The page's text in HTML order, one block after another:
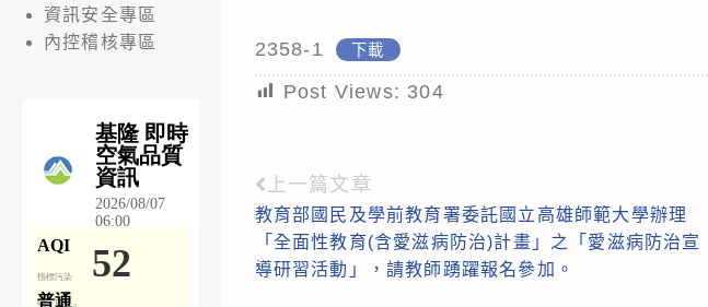
2358-1 下載
Post Views: 304
Read
more
articles
上一篇文章
教育部國民及學前教育署委託國立高雄師範大學辦理
「全面性教育(含愛滋病防治)計畫」之「愛滋病防治宣
導研習活動」，請教師踴躍報名參加。
資訊安全專區
內控稽核專區